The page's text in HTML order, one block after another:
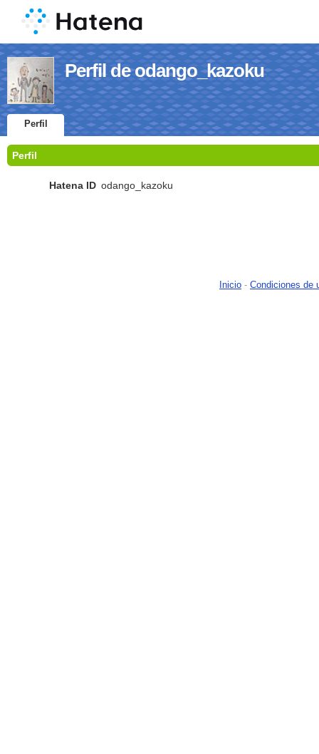
Perfil de odango_kazoku
Perfil
Perfil
Hatena ID odango_kazoku
Inicio - Condiciones de